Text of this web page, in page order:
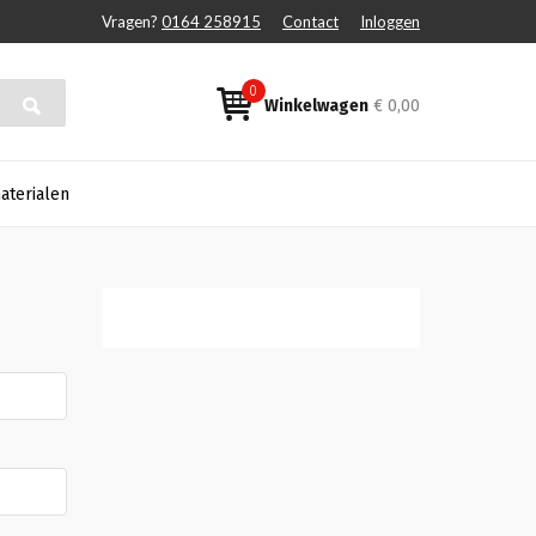
Vragen? 0164 258915 Contact Inloggen
Winkelwagen € 0,00
0